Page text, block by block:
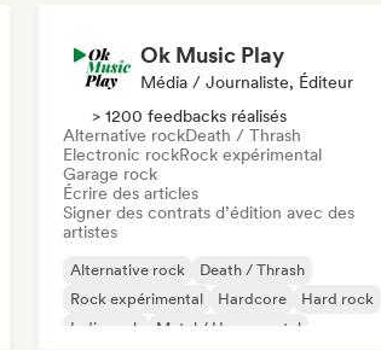
Ok Music Play
Média / Journaliste, Éditeur
> 1200 feedbacks réalisés
Alternative rockDeath / Thrash
Electronic rockRock expérimental
Garage rock
Écrire des articles
Signer des contrats d’édition avec des
artistes
Alternative rock
Death / Thrash
Rock expérimental
Hardcore
Hard rock
Indie rock
Metal / Heavy metal